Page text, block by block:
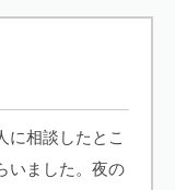
に相談したとこ
いました。夜の